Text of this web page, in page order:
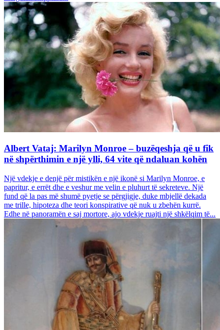
Albert Vataj: Marilyn Monroe – buzëqeshja që u fik
në shpërthimin e një ylli, 64 vite që ndaluan kohën
Një vdekje e denjë për mistikën e një ikonë si Marilyn Monroe, e
papritur, e errët dhe e veshur me velin e pluhurt të sekreteve. Një
fund që la pas më shumë pyetje se përgjigje, duke mbjellë dekada
me trille, hipoteza dhe teori konspirative që nuk u zbehën kurrë.
Edhe në panoramën e saj mortore, ajo vdekje ruajti një shkëlqim të...